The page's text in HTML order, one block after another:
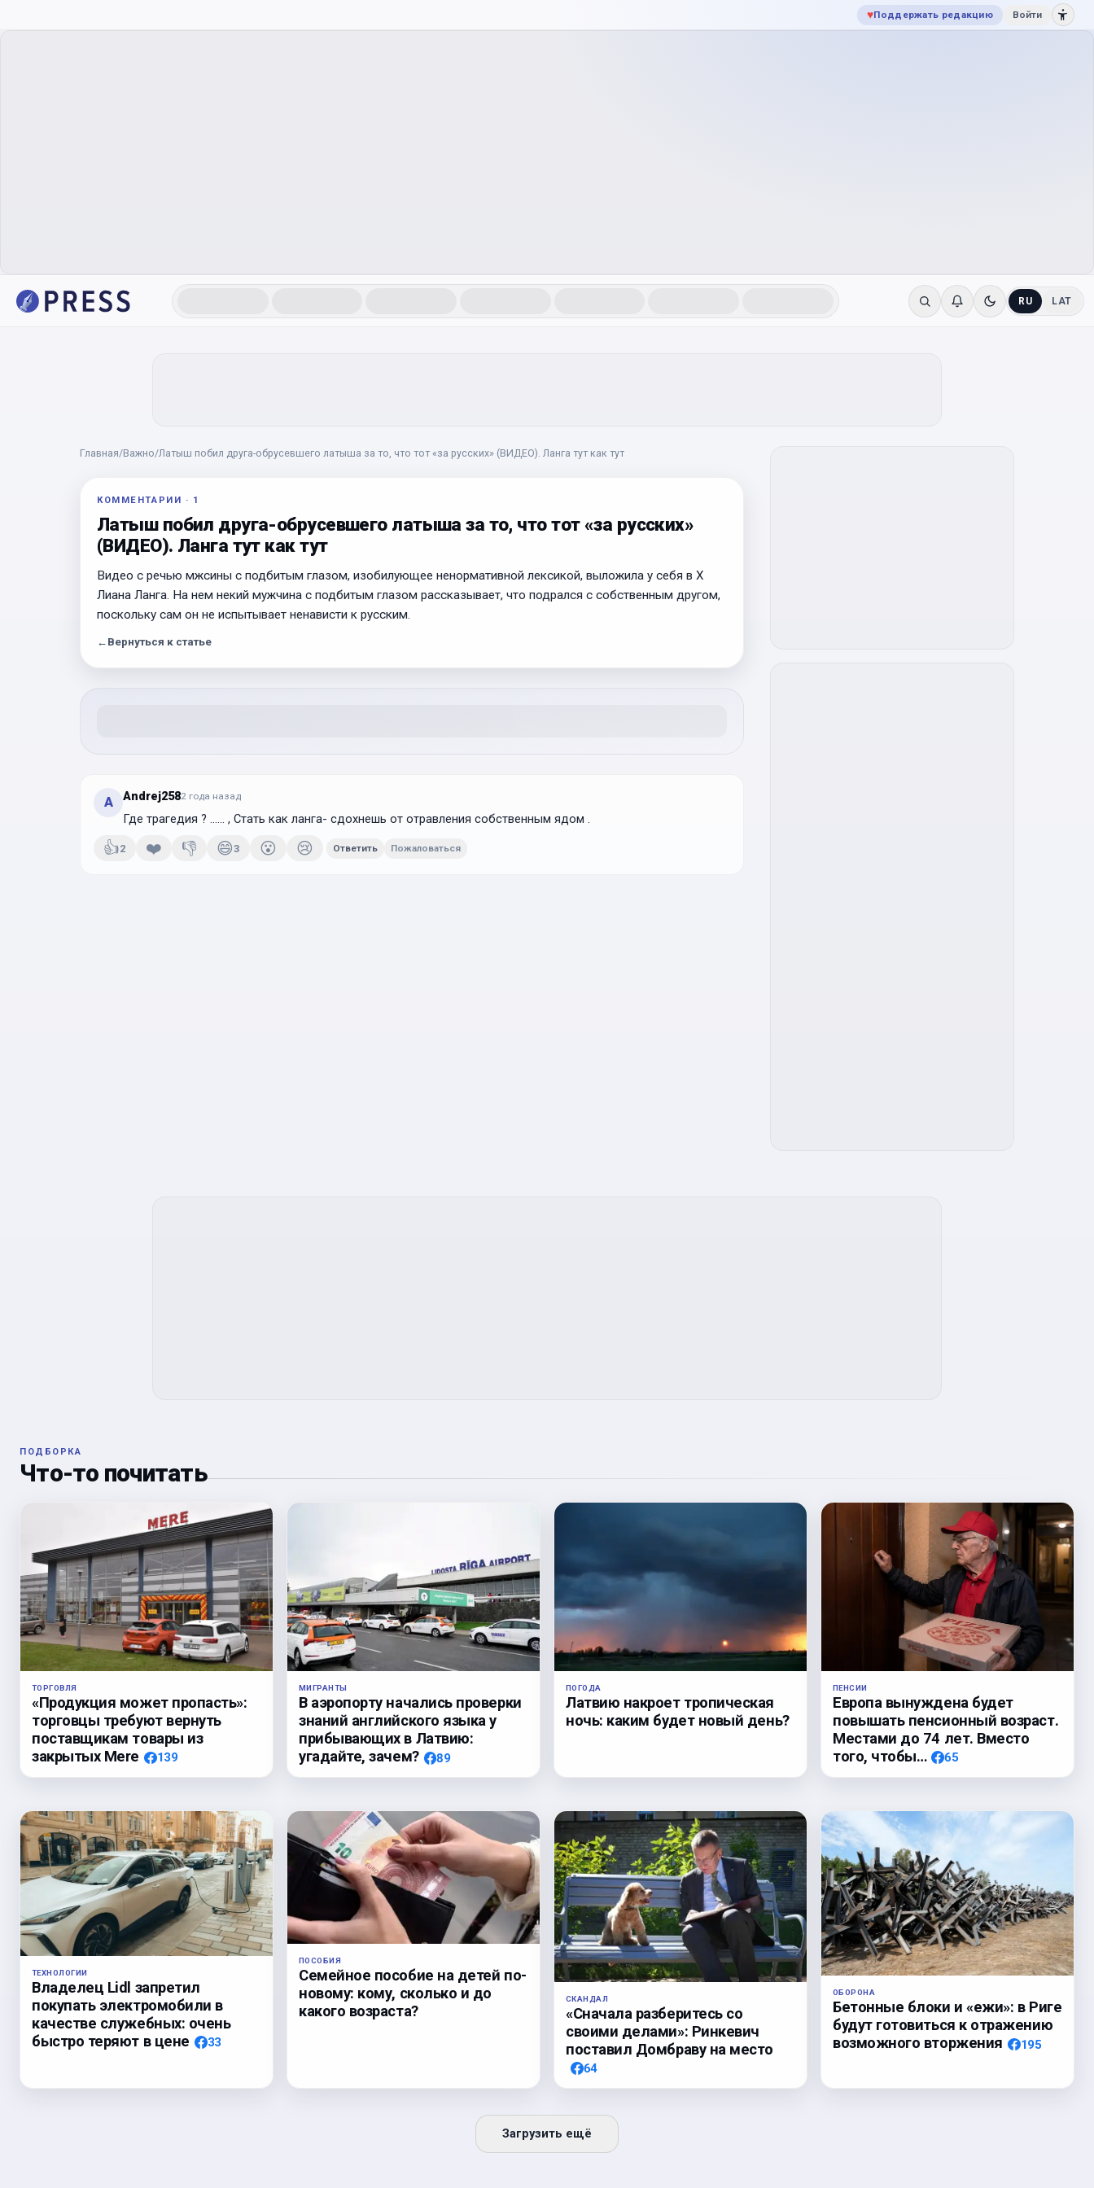
♥Поддержать редакцию Войти
RU LAT
Главная/Важно/Латыш побил друга-обрусевшего латыша за то, что тот «за русских» (ВИДЕО). Ланга тут как тут
КОММЕНТАРИИ · 1
Латыш побил друга-обрусевшего латыша за то, что тот «за русских»
(ВИДЕО). Ланга тут как тут
Видео с речью мжсины с подбитым глазом, изобилующее ненормативной лексикой, выложила у себя в Х
Лиана Ланга. На нем некий мужчина с подбитым глазом рассказывает, что подрался с собственным другом,
поскольку сам он не испытывает ненависти к русским.
← Вернуться к статье
A Andrej2582 года назад
Где трагедия ? ...... , Стать как ланга- сдохнешь от отравления собственным ядом .
👍2 ❤️ 👎 😄3 😮 😢 Ответить Пожаловаться
ПОДБОРКА
Что-то почитать
ТОРГОВЛЯ
«Продукция может пропасть»:
торговцы требуют вернуть
поставщикам товары из
закрытых Mere
139
МИГРАНТЫ
В аэропорту начались проверки
знаний английского языка у
прибывающих в Латвию:
угадайте, зачем?
89
ПОГОДА
Латвию накроет тропическая
ночь: каким будет новый день?
ПЕНСИИ
Европа вынуждена будет
повышать пенсионный возраст.
Местами до 74 лет. Вместо
того, чтобы…
65
ТЕХНОЛОГИИ
Владелец Lidl запретил
покупать электромобили в
качестве служебных: очень
быстро теряют в цене
33
ПОСОБИЯ
Семейное пособие на детей по-
новому: кому, сколько и до
какого возраста?
СКАНДАЛ
«Сначала разберитесь со
своими делами»: Ринкевич
поставил Домбраву на место
64
ОБОРОНА
Бетонные блоки и «ежи»: в Риге
будут готовиться к отражению
возможного вторжения
195
Загрузить ещё